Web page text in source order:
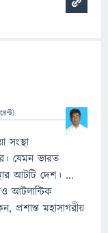
সংস্থা
যেমন ভারত
আটটি দেশ। ...
আটলান্টিক
প্রশান্ত মহাসাগরীয়